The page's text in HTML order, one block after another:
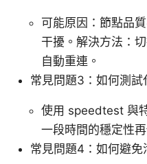
可能原因：節點品
干擾。解決方法：
自動重連。
常見問題3：如何測試
使用 speedtest 與
一段時間的穩定性再
常見問題4：如何避免